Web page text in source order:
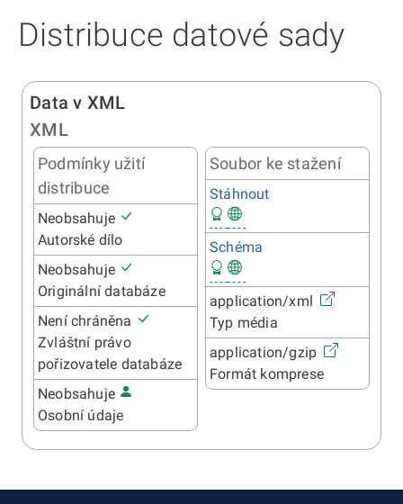
Distribuce datové sady
Data v XML
XML
Podmínky užití
distribuce
Neobsahuje
Autorské dílo
Neobsahuje
Originální databáze
Není chráněna
Zvláštní právo
pořizovatele databáze
Neobsahuje
Osobní údaje
Soubor ke stažení
Stáhnout
Schéma
application/xml
Typ média
application/gzip
Formát komprese